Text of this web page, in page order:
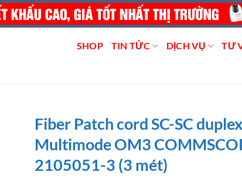
SHOP TIN TỨC DỊCH VỤ TƯ
Fiber Patch cord SC-SC duplex
Multimode OM3
2105051-3 (3 mét)